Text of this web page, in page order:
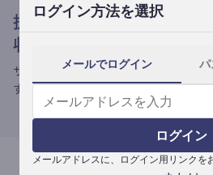
ログイン方法を選択
メールでログイン
ログイン
メールアドレスに、ログイン用リンクを
提携媒体による記事買い取
収益がプラスされる
サブスク収益にメディアへの記事提供
す。